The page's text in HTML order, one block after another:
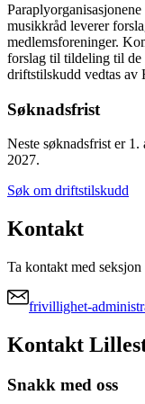
musikkråd leverer
medlemsforeninger.
forslag til tildeling til
driftstilskudd vedtas av
Søknadsfrist
Neste søknadsfrist er
2027.
Søk om driftstilskudd
Kontakt
Ta kontakt med
frivillighet-
Kontakt
Snakk med oss